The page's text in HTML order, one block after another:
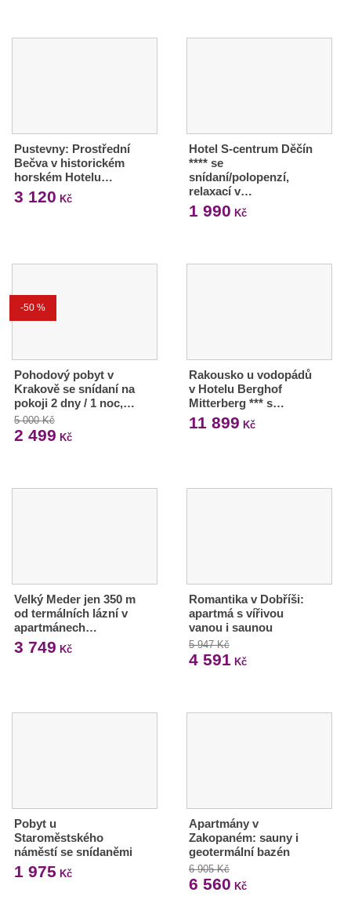
Pustevny: Prostřední
Bečva v historickém
horském Hotelu…
3 120 Kč
Hotel S-centrum Děčín
**** se
snídaní/polopenzí,
relaxací v…
1 990 Kč
-50 %
Pohodový pobyt v
Krakově se snídaní na
pokoji 2 dny / 1 noc,…
5 000 Kč
2 499 Kč
Rakousko u vodopádů
v Hotelu Berghof
Mitterberg *** s…
11 899 Kč
Velký Meder jen 350 m
od termálních lázní v
apartmánech…
3 749 Kč
Romantika v Dobříši:
apartmá s vířivou
vanou i saunou
5 947 Kč
4 591 Kč
Pobyt u
Staroměstského
náměstí se snídaněmi
1 975 Kč
Apartmány v
Zakopaném: sauny i
geotermální bazén
6 905 Kč
6 560 Kč